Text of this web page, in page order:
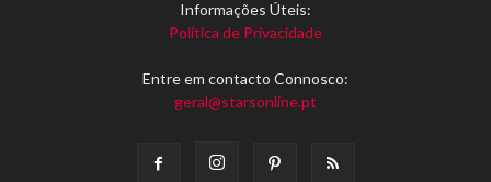
Informações Úteis:
Política de Privacidade
Entre em contacto Connosco:
geral@starsonline.pt